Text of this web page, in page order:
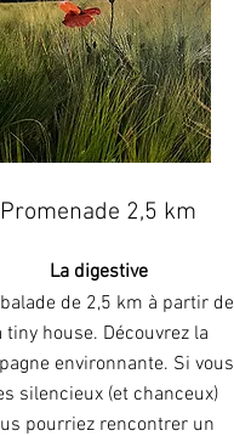
Promenade 2,5 km
La digestive
de 2,5 km à partir de
tiny house. Découvrez la
environnante. Si vous
silencieux (et chanceux)
pourriez rencontrer un